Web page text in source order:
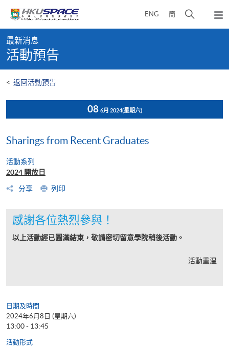
content
ENG 簡
開
彈
出
content
start
最新消息
活動預告
< 返回活動預告
08 6月 2024(星期六)
Sharings from Recent Graduates
活動系列
2024 開放日
分享
列印
感謝各位熱烈參與！
以上活動經已圓滿結束，敬請密切留意學院稍後活動。
活動重温
日期及時間
2024年6月8日 (星期六)
13:00 - 13:45
活動形式